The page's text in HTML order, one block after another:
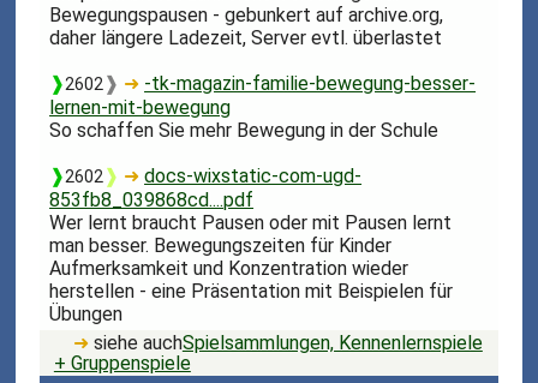
Bewegungspausen - gebunkert auf archive.org,
daher längere Ladezeit, Server evtl. überlastet
❱2602❱ ➜ -tk-magazin-familie-bewegung-besser-
lernen-mit-bewegung
So schaffen Sie mehr Bewegung in der Schule
❱2602❱ ➜docs-wixstatic-com-ugd-
853fb8_039868cd....pdf
Wer lernt braucht Pausen oder mit Pausen lernt
man besser. Bewegungszeiten für Kinder
Aufmerksamkeit und Konzentration wieder
herstellen - eine Präsentation mit Beispielen für
Übungen
➜ siehe auchSpielsammlungen, Kennenlernspiele
+ Gruppenspiele